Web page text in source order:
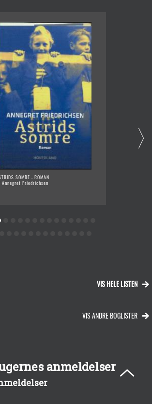
SOMRE : ROMAN
Annegret Friedrichsen
VIS HELE LISTEN
VIS ANDRE BOGLISTER
anmeldelser